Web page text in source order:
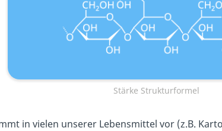
Stärke Strukturformel
in vielen unserer Lebensmittel vor (z.B.